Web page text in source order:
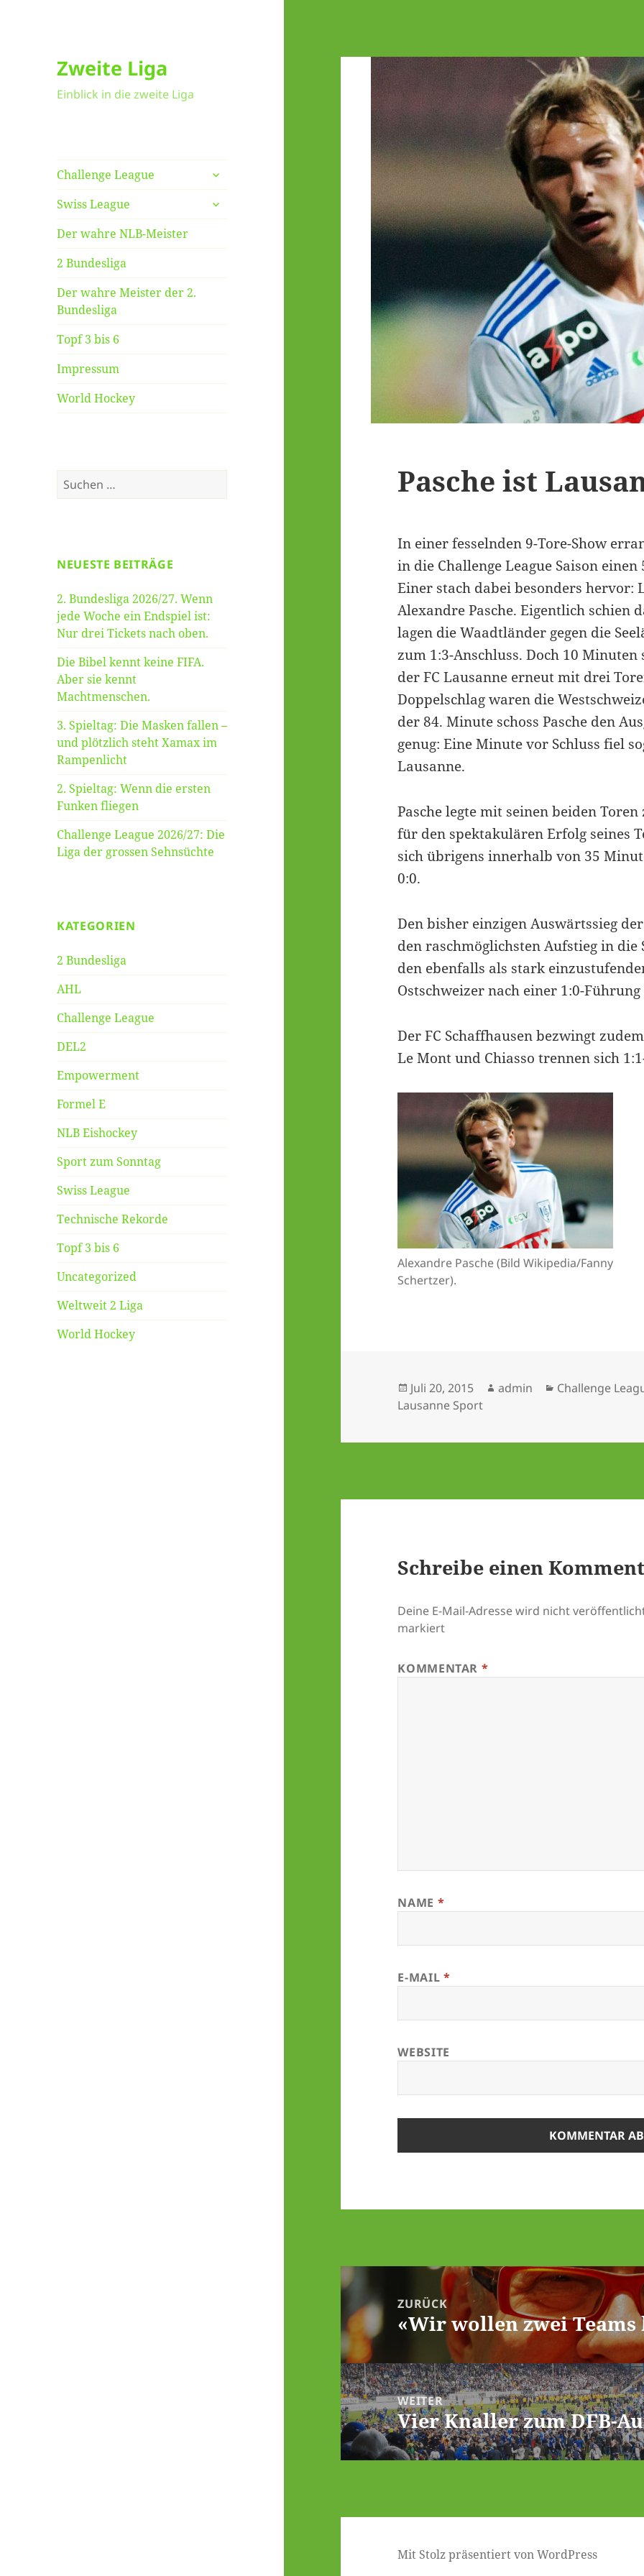
Zweite Liga
Einblick in die zweite Liga
Challenge League
untermenü
anzeigen
Swiss League
untermenü
anzeigen
Der wahre NLB-Meister
2 Bundesliga
Der wahre Meister der 2.
Bundesliga
Topf 3 bis 6
Impressum
World Hockey
Suche
nach:
NEUESTE BEITRÄGE
2. Bundesliga 2026/27. Wenn
jede Woche ein Endspiel ist:
Nur drei Tickets nach oben.
Die Bibel kennt keine FIFA.
Aber sie kennt
Machtmenschen.
3. Spieltag: Die Masken fallen –
und plötzlich steht Xamax im
Rampenlicht
2. Spieltag: Wenn die ersten
Funken fliegen
Challenge League 2026/27: Die
Liga der grossen Sehnsüchte
KATEGORIEN
2 Bundesliga
AHL
Challenge League
DEL2
Empowerment
Formel E
NLB Eishockey
Sport zum Sonntag
Swiss League
Technische Rekorde
Topf 3 bis 6
Uncategorized
Weltweit 2 Liga
World Hockey
Pasche ist
In einer fesselnden 9-Tore-Show
in die Challenge League Saison
Einer stach dabei besonders hervor:
Alexandre Pasche. Eigentlich schien
lagen die Waadtländer gegen die
zum 1:3-Anschluss. Doch 10
der FC Lausanne erneut mit drei
Doppelschlag waren die
der 84. Minute schoss Pasche den
genug: Eine Minute vor Schluss fiel
Lausanne.
Pasche legte mit seinen beiden
für den spektakulären Erfolg seines
sich übrigens innerhalb von 35
0:0.
Den bisher einzigen Auswärtssieg
den raschmöglichsten Aufstieg in die
den ebenfalls als stark
Ostschweizer nach einer 1:0-
Der FC Schaffhausen bezwingt
Le Mont und Chiasso trennen sich
Alexandre Pasche (Bild Wikipedia/Fanny
Schertzer).
Veröffentlicht
am
Juli 20, 2015 Autor
admin Kategorien
Challenge
Lausanne Sport
Schreibe einen
Deine E-Mail-Adresse wird nicht
markiert
KOMMENTAR *
NAME *
E-MAIL *
WEBSITE
NavigationZURÜCK
Vorheriger
Beitrag:
«Wir wollen zwei
WEITER
Nächster
Beitrag:
Vier Knaller zum DFB-
Mit Stolz präsentiert von WordPress